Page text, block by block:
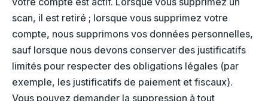
scan, il est retiré ; lorsque vous supprimez votre
compte, nous supprimons vos données personnelles,
sauf lorsque nous devons conserver des justificatifs
limités pour respecter des obligations légales (par
exemple, les justificatifs de paiement et fiscaux).
Vous pouvez demander la suppression à tout